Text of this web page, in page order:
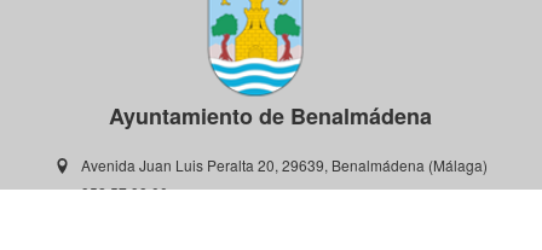
Ayuntamiento de Benalmádena
Avenida Juan Luis Peralta 20, 29639, Benalmádena (Málaga)
952 57 98 00